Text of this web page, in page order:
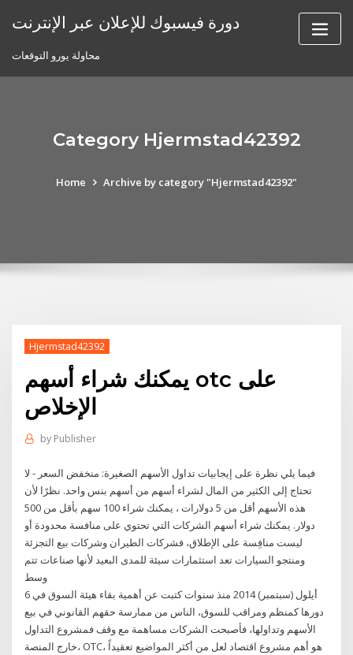
دورة فيسبوك للإعلان عبر الإنترنت
محاولة يورو التوقعات
Category Hjermstad42392
Home Archive by category "Hjermstad42392"
Hjermstad42392
يمكنك شراء أسهم otc على
الإخلاص
by Publisher
فيما يلي نظرة على إيجابيات تداول الأسهم الصغيرة: منخفض السعر - لا
تحتاج إلى الكثير من المال لشراء أسهم من أسهم بنس واحد. نظرًا لأن
هذه الأسهم أقل من 5 دولارات ، يمكنك شراء 100 سهم بأقل من 500
دولار. يمكنك شراء أسهم الشركات التي تحتوي على منافسة محدودة أو
ليست منافِسة على الإطلاق، فشركات الطيران وشركات بيع التجزئة
ومنتجو السيارات تعد استثمارات سيئة للمدى البعيد لأنها صناعات تتم
وسط
6 أيلول (سبتمبر) 2014 منذ سنوات كتبت عن أهمية بقاء هيئة السوق في
دورها كمنظم ومراقب للسوق، الناس من ممارسة حقهم القانوني في بيع
الأسهم وتداولها، فأصبحت الشركات مساهمة مع وقف فمشروع التداول
خارج المنصة، OTC، هو أهم مشروع اقتصاد لعل من أكثر المواضيع تعقيداً